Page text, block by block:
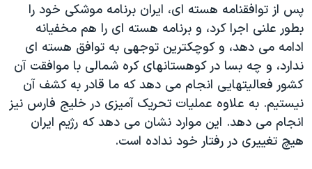
پس از توافقنامه هسته ای، ایران برنامه موشکی خود را
بطور علنی اجرا کرد، و برنامه هسته ای را هم مخفیانه
ادامه می دهد، و کوچکترین توجهی به توافق هسته ای
ندارد، و چه بسا در کوهستانهای کره شمالی با موافقت آن
کشور فعالیتهایی انجام می دهد که ما قادر به کشف آن
نیستیم. به علاوه عملیات تحریک آمیزی در خلیج فارس نیز
انجام می دهد. این موارد نشان می دهد که رژیم ایران
هیچ تغییری در رفتار خود نداده است.